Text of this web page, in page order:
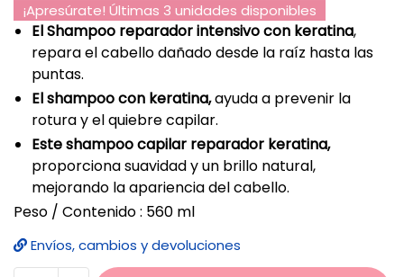
¡Apresúrate! Últimas 3 unidades disponibles
El Shampoo reparador intensivo con keratina,
repara el cabello dañado desde la raíz hasta las
puntas.
El shampoo con keratina,ayuda a prevenir la
rotura y el quiebre capilar.
Este shampoo capilar reparador keratina,
proporciona suavidad y un brillo natural,
mejorando la apariencia del cabello.
Peso / Contenido : 560 ml
Envíos, cambios y devoluciones